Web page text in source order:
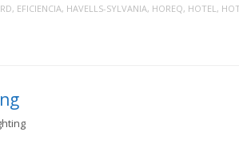
, EFICIENCIA, HAVELLS-SYLVANIA, HOREQ, HOTEL,